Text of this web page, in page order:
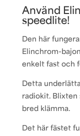
Använd
speedlite!
Den här
Elinchrom-
enkelt fast och
Detta
radiokit. Blixten
bred klämma.
Det här fästet